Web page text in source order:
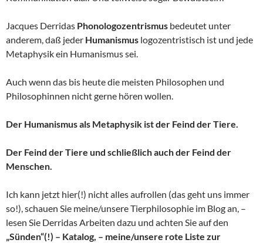
Jacques Derridas Phonologozentrismus bedeutet unter
anderem, daß jeder Humanismus logozentristisch ist und jede
Metaphysik ein Humanismus sei.
Auch wenn das bis heute die meisten Philosophen und
Philosophinnen nicht gerne hören wollen.
Der Humanismus als Metaphysik ist der Feind der Tiere.
Der Feind der Tiere und schließlich auch der Feind der
Menschen.
Ich kann jetzt hier(!) nicht alles aufrollen (das geht uns immer
so!), schauen Sie meine/unsere Tierphilosophie im Blog an, –
lesen Sie Derridas Arbeiten dazu und achten Sie auf den
„Sünden“(!) – Katalog, – meine/unsere rote Liste zur